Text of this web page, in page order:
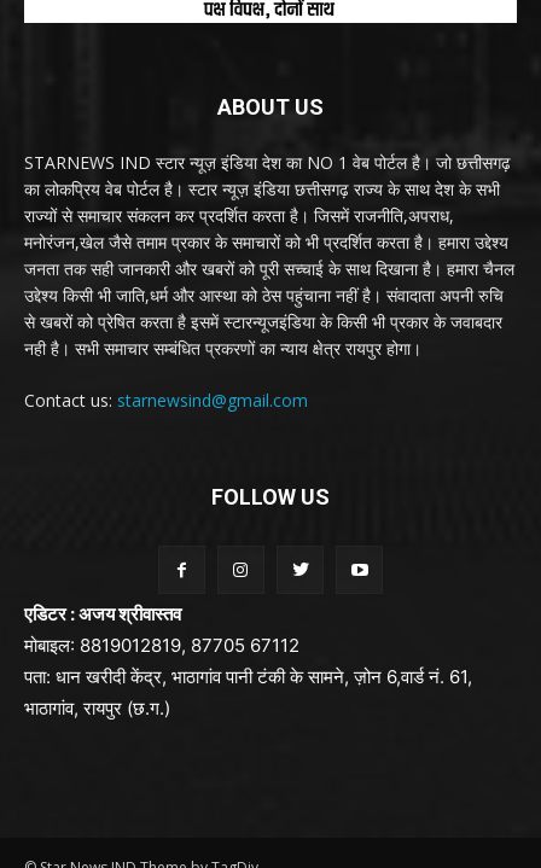
ABOUT US
STARNEWS IND स्टार न्यूज़ इंडिया देश का NO 1 वेब पोर्टल है। जो छत्तीसगढ़
का लोकप्रिय वेब पोर्टल है। स्टार न्यूज़ इंडिया छत्तीसगढ़ राज्य के साथ देश के सभी
राज्यों से समाचार संकलन कर प्रदर्शित करता है। जिसमें राजनीति,अपराध,
मनोरंजन,खेल जैसे तमाम प्रकार के समाचारों को भी प्रदर्शित करता है। हमारा उद्देश्य
जनता तक सही जानकारी और खबरों को पूरी सच्चाई के साथ दिखाना है। हमारा चैनल
उद्देश्य किसी भी जाति,धर्म और आस्था को ठेस पहुंचाना नहीं है। संवादाता अपनी रुचि
से खबरों को प्रेषित करता है इसमें स्टारन्यूजइंडिया के किसी भी प्रकार के जवाबदार
नही है। सभी समाचार सम्बंधित प्रकरणों का न्याय क्षेत्र रायपुर होगा।
Contact us: starnewsind@gmail.com
FOLLOW US
एडिटर : अजय श्रीवास्तव
मोबाइल: 8819012819, 87705 67112
पता: धान खरीदी केंद्र, भाठागांव पानी टंकी के सामने, ज़ोन 6,वार्ड नं. 61,
भाठागांव, रायपुर (छ.ग.)